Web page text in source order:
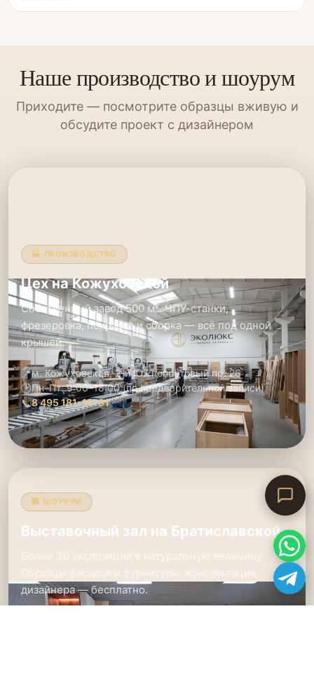
Наше производство и шоурум
Приходите — посмотрите образцы вживую и
обсудите проект с дизайнером
🏭 ПРОИЗВОДСТВО
Цех на Кожуховской
Собственный завод 500 м². ЧПУ-станки,
фрезеровка, покраска и сборка — всё под одной
крышей.
📍м. Кожуховская, 2-й Южнопортовый пр. 26
🕑Пн–Пт: 9:00–18:00 (по предварительной записи)
📞8 495 181-19-91
🏢 ШОУРУМ
Выставочный зал на Братиславской
Более 30 экспозиций в натуральную величину.
Образцы фасадов и фурнитуры. Консультация
дизайнера — бесплатно.